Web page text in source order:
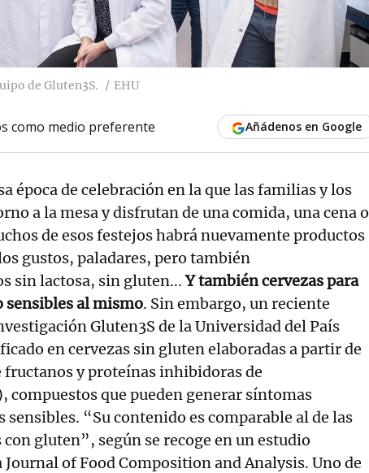
de Gluten3S. EHU
como medio preferente Añádenos en Google
época de celebración en la que las familias y los
a la mesa y disfrutan de una comida, una cena o
de esos festejos habrá nuevamente productos
gustos, paladares, pero también
sin lactosa, sin gluten...Y también cervezas para
sensibles al mismo. Sin embargo, un reciente
Gluten3S de la Universidad del País
en cervezas sin gluten elaboradas a partir de
fructanos y proteínas inhibidoras de
que pueden generar síntomas
sensibles. “Su contenido es comparable al de las
gluten”, según se recoge en un estudio
of Food Composition and Analysis. Uno de